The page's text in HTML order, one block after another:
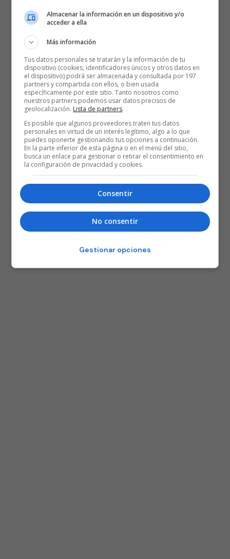
Almacenar la información en un dispositivo y/o
acceder a ella
Más información
Tus datos personales se tratarán y la información de tu
dispositivo (cookies, identificadores únicos y otros datos en
el dispositivo) podrá ser almacenada y consultada por 197
partners y compartida con ellos, o bien usada
específicamente por este sitio. Tanto nosotros como
nuestros partners podemos usar datos precisos de
geolocalización. Lista de partners.
Es posible que algunos proveedores traten tus datos
personales en virtud de un interés legítimo, algo a lo que
puedes oponerte gestionando tus opciones a continuación.
En la parte inferior de esta página o en el menú del sitio,
busca un enlace para gestionar o retirar el consentimiento en
la configuración de privacidad y cookies.
Consentir
No consentir
Gestionar opciones